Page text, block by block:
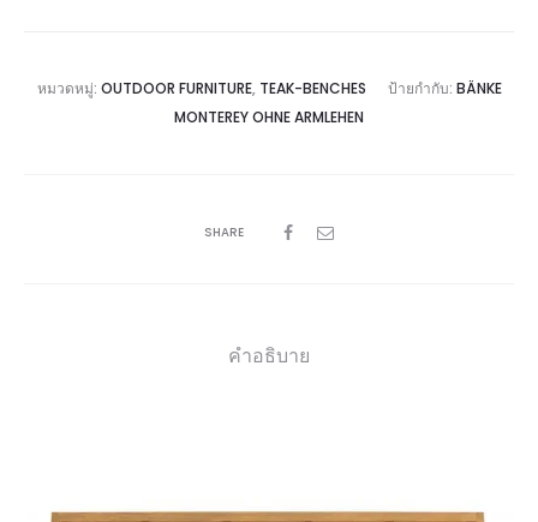
หมวดหมู่: OUTDOOR FURNITURE, TEAK-BENCHES ป้ายกำกับ: BÄNKE
MONTEREY OHNE ARMLEHEN
SHARE
คำอธิบาย